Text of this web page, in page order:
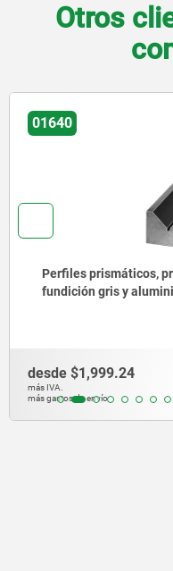
Otros
Perfiles
desde
más gastos de envío